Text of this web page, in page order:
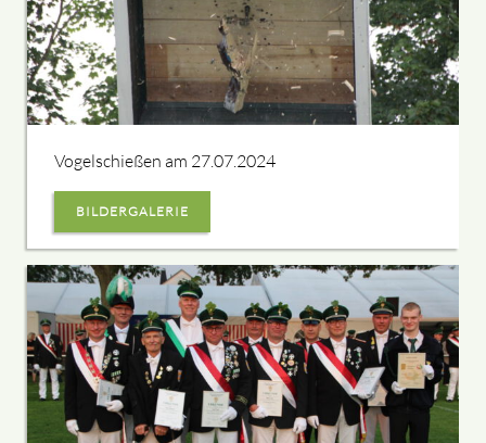
Vogelschießen am 27.07.2024
BILDERGALERIE